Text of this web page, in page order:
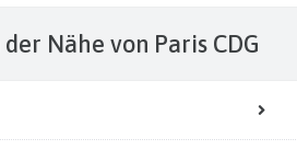
der Nähe von Paris CDG